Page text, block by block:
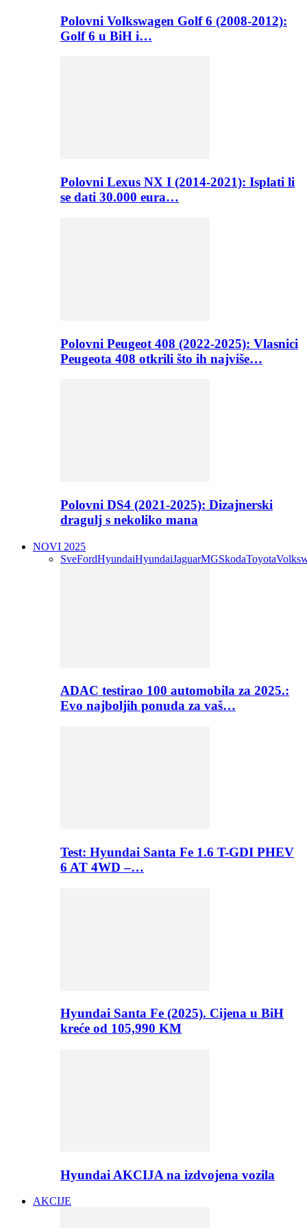
Polovni Volkswagen Golf 6 (2008-2012):
Golf 6 u BiH i…
Polovni Lexus NX I (2014-2021): Isplati li
se dati 30.000 eura…
Polovni Peugeot 408 (2022-2025): Vlasnici
Peugeota 408 otkrili što ih najviše…
Polovni DS4 (2021-2025): Dizajnerski
dragulj s nekoliko mana
NOVI 2025
SveFordHyundaiHyundaiJaguarMGSkodaToyota
ADAC testirao 100 automobila za 2025.:
Evo najboljih ponuda za vaš…
Test: Hyundai Santa Fe 1.6 T-GDI PHEV
6 AT 4WD –…
Hyundai Santa Fe (2025). Cijena u BiH
kreće od 105,990 KM
Hyundai AKCIJA na izdvojena vozila
AKCIJE